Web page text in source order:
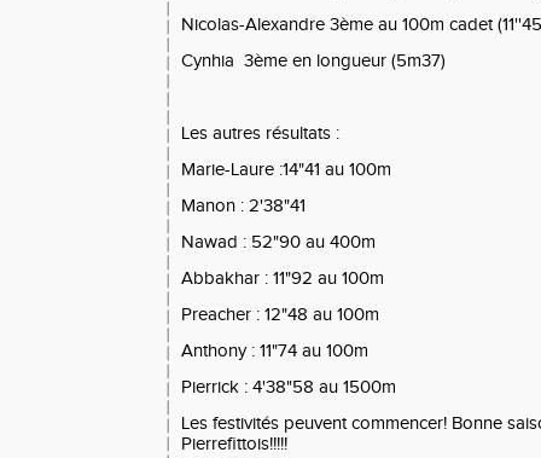
Nicolas-Alexandre 3ème au 100m cadet
Cynhia 3ème en longueur (5m37)
Les autres résultats :
Marie-Laure :14"41 au 100m
Manon : 2'38"41
Nawad : 52"90 au 400m
Abbakhar : 11"92 au 100m
Preacher : 12"48 au 100m
Anthony : 11"74 au 100m
Pierrick : 4'38"58 au 1500m
Les festivités peuvent commencer! Bonne
Pierrefittois!!!!!